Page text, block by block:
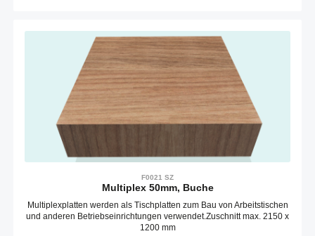
F0021 SZ
Multiplex 50mm, Buche
Multiplexplatten werden als Tischplatten zum Bau von Arbeitstischen
und anderen Betriebseinrichtungen verwendet.Zuschnitt max. 2150 x
1200 mm